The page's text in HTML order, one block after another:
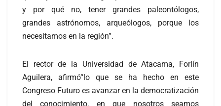
y por qué no, tener grandes paleontólogos,
grandes astrónomos, arqueólogos, porque los
necesitamos en la región”.
El rector de la Universidad de Atacama, Forlín
Aguilera, afirmó“lo que se ha hecho en este
Congreso Futuro es avanzar en la democratización
del conocimiento, en que nosotros seamos